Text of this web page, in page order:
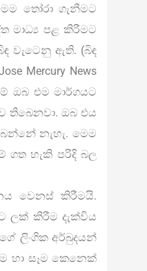
තෝරා ගැනීමට
මාධ්‍ය පළ කිරීමට
වැටෙනු ඇති. (බිඳ
Mercury News
ඔබ එම මාර්ගයට
තිබෙනවා. ඔබ එය
නැහැ. මෙම
ගත හැකි පරිදි බල
වෙනස් කිරීමයි.
ලක් කිරීම දැක්විය
ලිංගික අර්බුදයන්
හා සෑම කෙනෙක්